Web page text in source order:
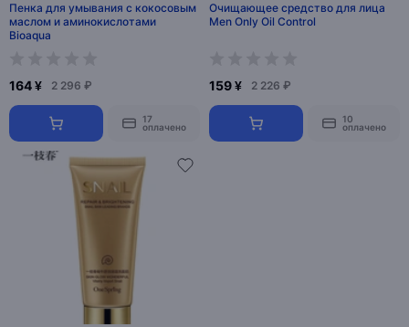
Пенка для умывания с кокосовым
маслом и аминокислотами
Bioaqua
164 ¥ 2 296 ₽
17
оплачено
Очищающее средство для лица
Men Only Oil Control
159 ¥ 2 226 ₽
10
оплачено